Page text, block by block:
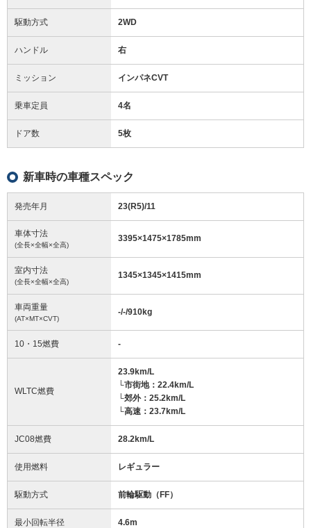
駆動方式 2WD
ハンドル 右
ミッション インパネCVT
乗車定員 4名
ドア数 5枚
新車時の車種スペック
発売年月 23(R5)/11
車体寸法
(全長×全幅×全高)
3395×1475×1785mm
室内寸法
(全長×全幅×全高)
1345×1345×1415mm
車両重量
(AT×MT×CVT)
-/-/910kg
10・15燃費 -
WLTC燃費
23.9km/L
└市街地：22.4km/L
└郊外：25.2km/L
└高速：23.7km/L
JC08燃費 28.2km/L
使用燃料 レギュラー
駆動方式 前輪駆動（FF）
最小回転半径 4.6m